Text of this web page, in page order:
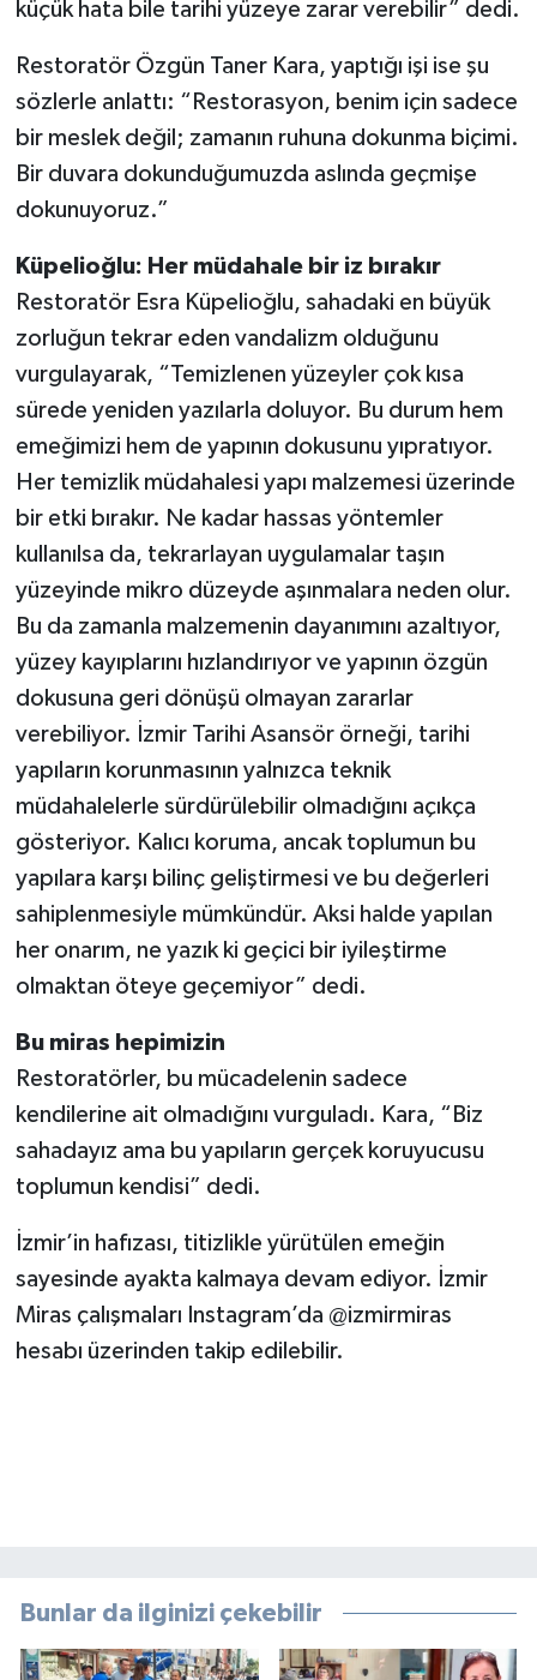
küçük hata bile tarihi yüzeye zarar verebilir” dedi.
Restoratör Özgün Taner Kara, yaptığı işi ise şu
sözlerle anlattı: “Restorasyon, benim için sadece
bir meslek değil; zamanın ruhuna dokunma biçimi.
Bir duvara dokunduğumuzda aslında geçmişe
dokunuyoruz.”
Küpelioğlu: Her müdahale bir iz bırakır
Restoratör Esra Küpelioğlu, sahadaki en büyük
zorluğun tekrar eden vandalizm olduğunu
vurgulayarak, “Temizlenen yüzeyler çok kısa
sürede yeniden yazılarla doluyor. Bu durum hem
emeğimizi hem de yapının dokusunu yıpratıyor.
Her temizlik müdahalesi yapı malzemesi üzerinde
bir etki bırakır. Ne kadar hassas yöntemler
kullanılsa da, tekrarlayan uygulamalar taşın
yüzeyinde mikro düzeyde aşınmalara neden olur.
Bu da zamanla malzemenin dayanımını azaltıyor,
yüzey kayıplarını hızlandırıyor ve yapının özgün
dokusuna geri dönüşü olmayan zararlar
verebiliyor. İzmir Tarihi Asansör örneği, tarihi
yapıların korunmasının yalnızca teknik
müdahalelerle sürdürülebilir olmadığını açıkça
gösteriyor. Kalıcı koruma, ancak toplumun bu
yapılara karşı bilinç geliştirmesi ve bu değerleri
sahiplenmesiyle mümkündür. Aksi halde yapılan
her onarım, ne yazık ki geçici bir iyileştirme
olmaktan öteye geçemiyor” dedi.
Bu miras hepimizin
Restoratörler, bu mücadelenin sadece
kendilerine ait olmadığını vurguladı. Kara, “Biz
sahadayız ama bu yapıların gerçek koruyucusu
toplumun kendisi” dedi.
İzmir’in hafızası, titizlikle yürütülen emeğin
sayesinde ayakta kalmaya devam ediyor. İzmir
Miras çalışmaları Instagram’da @izmirmiras
hesabı üzerinden takip edilebilir.
Bunlar da ilginizi çekebilir